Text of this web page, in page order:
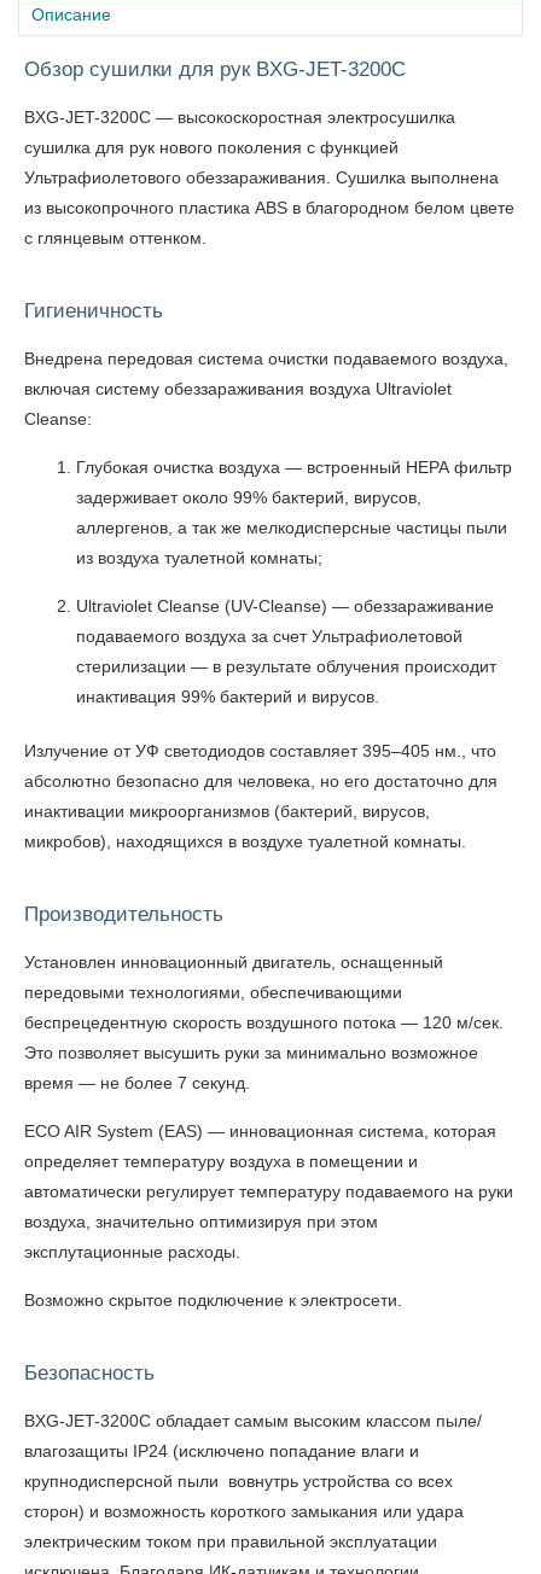
Описание
Обзор сушилки для рук BXG-JET-3200С
BXG-JET-3200С — высокоскоростная электросушилка
сушилка для рук нового поколения с функцией
Ультрафиолетового обеззараживания. Сушилка выполнена
из высокопрочного пластика ABS в благородном белом цвете
с глянцевым оттенком.
Гигиеничность
Внедрена передовая система очистки подаваемого воздуха,
включая систему обеззараживания воздуха Ultraviolet
Cleanse:
Глубокая очистка воздуха — встроенный НЕРА фильтр
задерживает около 99% бактерий, вирусов,
аллергенов, а так же мелкодисперсные частицы пыли
из воздуха туалетной комнаты;
Ultraviolet Cleanse (UV-Cleanse) — обеззараживание
подаваемого воздуха за счет Ультрафиолетовой
стерилизации — в результате облучения происходит
инактивация 99% бактерий и вирусов.
Излучение от УФ светодиодов составляет 395–405 нм., что
абсолютно безопасно для человека, но его достаточно для
инактивации микроорганизмов (бактерий, вирусов,
микробов), находящихся в воздухе туалетной комнаты.
Производительность
Установлен инновационный двигатель, оснащенный
передовыми технологиями, обеспечивающими
беспрецедентную скорость воздушного потока — 120 м/сек.
Это позволяет высушить руки за минимально возможное
время — не более 7 секунд.
ECO AIR System (EAS) — инновационная система, которая
определяет температуру воздуха в помещении и
автоматически регулирует температуру подаваемого на руки
воздуха, значительно оптимизируя при этом
эксплутационные расходы.
Возможно скрытое подключение к электросети.
Безопасность
BXG-JET-3200С обладает самым высоким классом пыле/
влагозащиты IP24 (исключено попадание влаги и
крупнодисперсной пыли вовнутрь устройства со всех
сторон) и возможность короткого замыкания или удара
электрическим током при правильной эксплуатации